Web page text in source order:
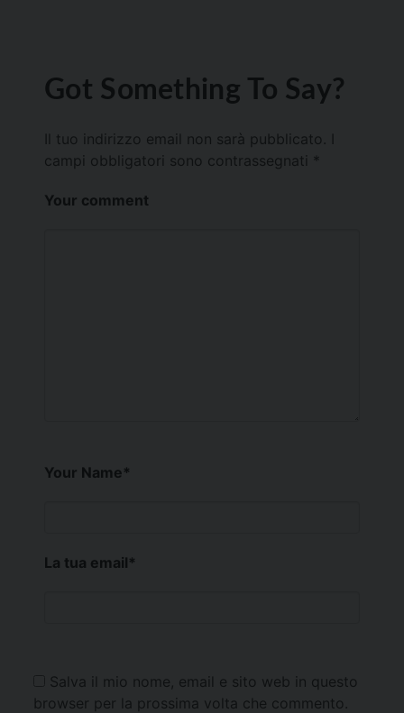
Got Something To Say?
Il tuo indirizzo email non sarà pubblicato.
campi obbligatori sono contrassegnati *
Your comment
Your Name*
La tua email*
Salva il mio nome, email e sito web in questo
browser per la prossima volta che commento.